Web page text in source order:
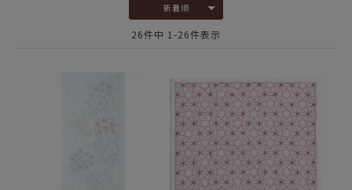
新着順
26件中 1 -26件表示